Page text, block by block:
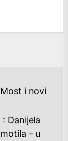
Most i novi
Danijela
– u